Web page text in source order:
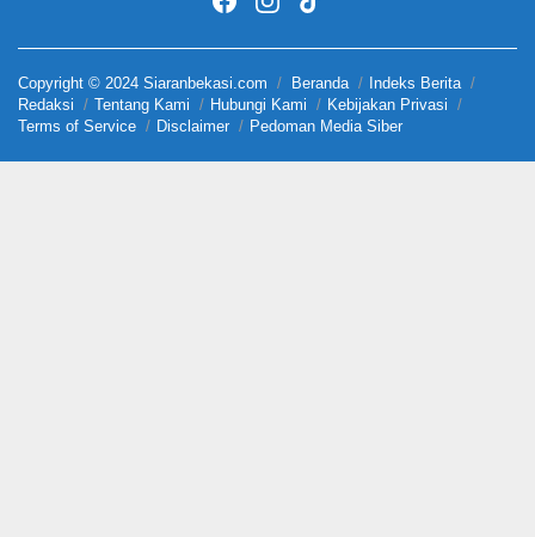
Copyright © 2024 Siaranbekasi.com Beranda
Indeks Berita
Redaksi
Tentang Kami Hubungi Kami
Kebijakan Privasi
Terms of Service
Disclaimer Pedoman Media Siber